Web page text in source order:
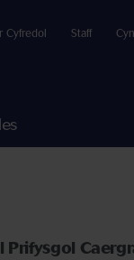
Cyfredol Staff